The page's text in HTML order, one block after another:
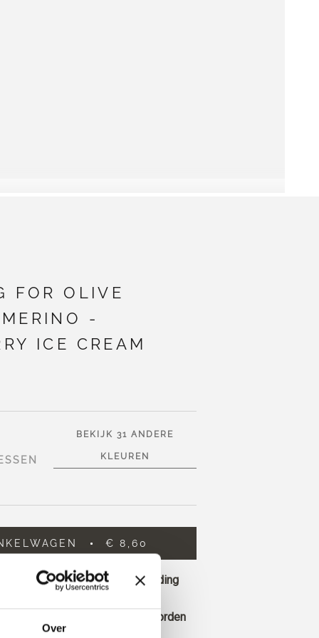
Over
FOR OLIVE
-
ICE CREAM
BEKIJK 31 ANDERE
KLEUREN
€ 8,60
meer en ontvang gratis verzending
voor 13.00 uur zijn geplaatst, worden